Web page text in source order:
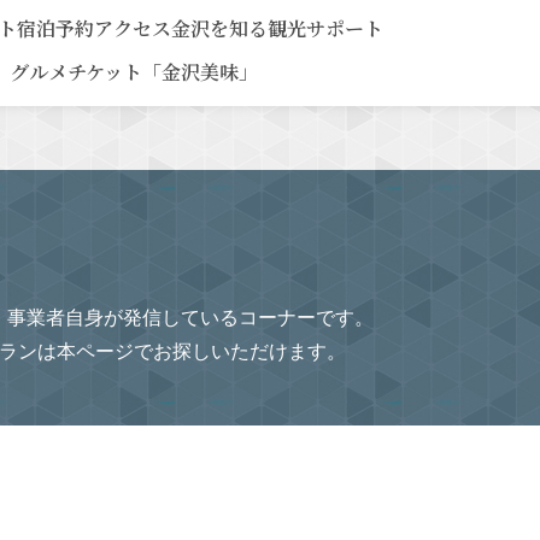
宿泊予約アクセス金沢を知る観光サポート
グルメチケット「金沢美味」
業者自身が発信しているコーナーです。
は本ページでお探しいただけます。